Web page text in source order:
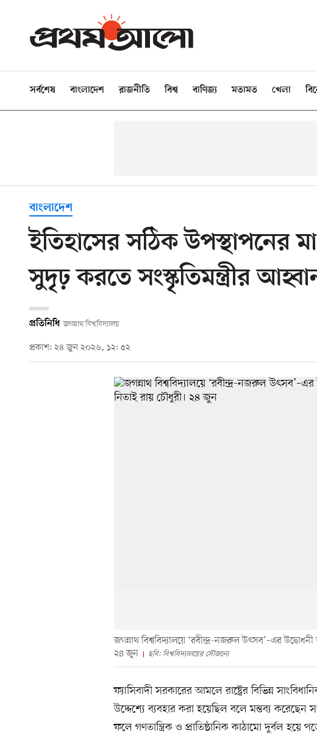
সর্বশেষ বাংলাদেশ রাজনীতি বিশ্ব বাণিজ্য মতামত খেলা
বাংলাদেশ
ইতিহাসের সঠিক উপস্থাপনের
সুদৃঢ় করতে সংস্কৃতিমন্ত্রীর
প্রতিনিধি জগন্নাথ বিশ্ববিদ্যালয়
প্রকাশ: ২৪ জুন ২০২৬, ১২: ৫২
জগন্নাথ বিশ্ববিদ্যালয়ে ‘রবীন্দ্র-নজরুল উৎসব’–এর উদ্বোধনী
২৪ জুন
ছবি: বিশ্ববিদ্যালয়ের সৌজন্যে
ফ্যাসিবাদী সরকারের আমলে রাষ্ট্রের বিভিন্ন
উদ্দেশ্যে ব্যবহার করা হয়েছিল বলে মন্তব্য করেছেন
ফলে গণতান্ত্রিক ও প্রাতিষ্ঠানিক কাঠামো দুর্বল হয়ে